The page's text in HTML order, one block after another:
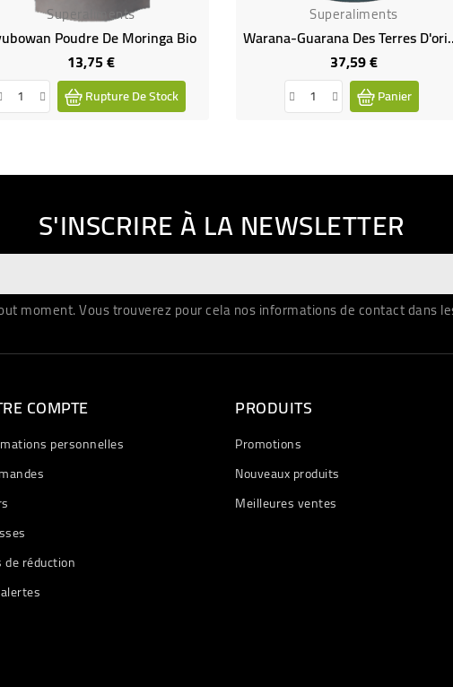
Superaliments
Poudre De Moringa Bio
13,75 €Prix
Rupture De Stock
Superaliments
Warana-
37,59 €Prix
Panier
S'INSCRIRE À LA NEWSLETTER
moment. Vous trouverez pour cela nos informations de contact dans
COMPTE
personnelles
de réduction
PRODUITS
Promotions
Nouveaux produits
Meilleures ventes